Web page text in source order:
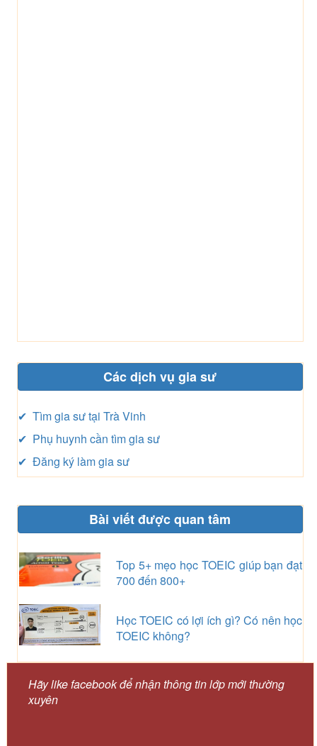
Các dịch vụ gia sư
✔ Tìm gia sư tại Trà Vinh
✔ Phụ huynh cần tìm gia sư
✔ Đăng ký làm gia sư
Bài viết được quan tâm
Top 5+ mẹo học TOEIC giúp bạn đạt
700 đến 800+
Học TOEIC có lợi ích gì? Có nên học
TOEIC không?
Hãy like facebook để nhận thông tin lớp mới thường
xuyên